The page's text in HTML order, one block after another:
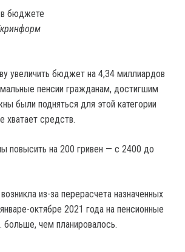
увеличить бюджет на 4,34 миллиардов
пенсии гражданам, достигшим
были подняться для этой категории
хватает средств.
на 200 гривен — с 2400 до
из-за перерасчета назначенных
октябре 2021 года на пенсионные
чем планировалось.